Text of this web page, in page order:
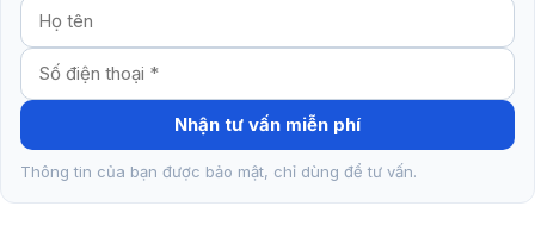
Nhận tư vấn miễn phí
Thông tin của bạn được bảo mật, chỉ dùng để tư vấn.